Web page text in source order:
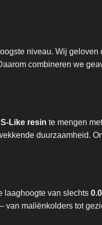
niveau. Wij geloven
combineren we
Like resin te mengen
duurzaamheid.
laaghoogte van slechts
van maliënkolders tot